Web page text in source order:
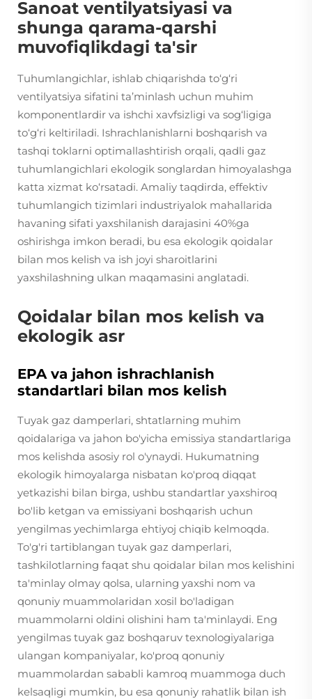
Sanoat ventilyatsiyasi va
shunga qarama-qarshi
muvofiqlikdagi ta'sir
Tuhumlangichlar, ishlab chiqarishda to‘g‘ri
ventilyatsiya sifatini ta’minlash uchun muhim
komponentlardir va ishchi xavfsizligi va sog‘ligiga
to‘g‘ri keltiriladi. Ishrachlanishlarni boshqarish va
tashqi toklarni optimallashtirish orqali, qadli gaz
tuhumlangichlari ekologik songlardan himoyalashga
katta xizmat ko‘rsatadi. Amaliy taqdirda, effektiv
tuhumlangich tizimlari industriyalok mahallarida
havaning sifati yaxshilanish darajasini 40%ga
oshirishga imkon beradi, bu esa ekologik qoidalar
bilan mos kelish va ish joyi sharoitlarini
yaxshilashning ulkan maqamasini anglatadi.
Qoidalar bilan mos kelish va
ekologik asr
EPA va jahon ishrachlanish
standartlari bilan mos kelish
Tuyak gaz damperlari, shtatlarning muhim
qoidalariga va jahon bo'yicha emissiya standartlariga
mos kelishda asosiy rol o'ynaydi. Hukumatning
ekologik himoyalarga nisbatan ko'proq diqqat
yetkazishi bilan birga, ushbu standartlar yaxshiroq
bo'lib ketgan va emissiyani boshqarish uchun
yengilmas yechimlarga ehtiyoj chiqib kelmoqda.
To'g'ri tartiblangan tuyak gaz damperlari,
tashkilotlarning faqat shu qoidalar bilan mos kelishini
ta'minlay olmay qolsa, ularning yaxshi nom va
qonuniy muammolaridan xosil bo'ladigan
muammolarni oldini olishini ham ta'minlaydi. Eng
yengilmas tuyak gaz boshqaruv texnologiyalariga
ulangan kompaniyalar, ko'proq qonuniy
muammolardan sababli kamroq muammoga duch
kelsaqligi mumkin, bu esa qonuniy rahatlik bilan ish